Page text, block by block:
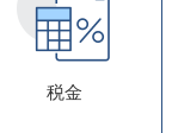
税金